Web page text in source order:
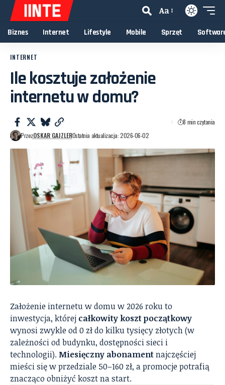
Aa
Biznes Internet Lifestyle Mobile Sprzęt
INTERNET
Ile kosztuje założenie
internetu w domu?
PrzezOSKAR GAJZLEROstatnia aktualizacja: 2026-06-02
8 min czytania
Założenie internetu w domu w 2026 roku to
inwestycja, której całkowity koszt początkowy
wynosi zwykle od 0 zł do kilku tysięcy złotych (w
zależności od budynku, dostępności sieci i
technologii). Miesięczny abonamentnajczęściej
mieści się w przedziale 50–160 zł, a promocje potrafią
znacząco obniżyć koszt na start.